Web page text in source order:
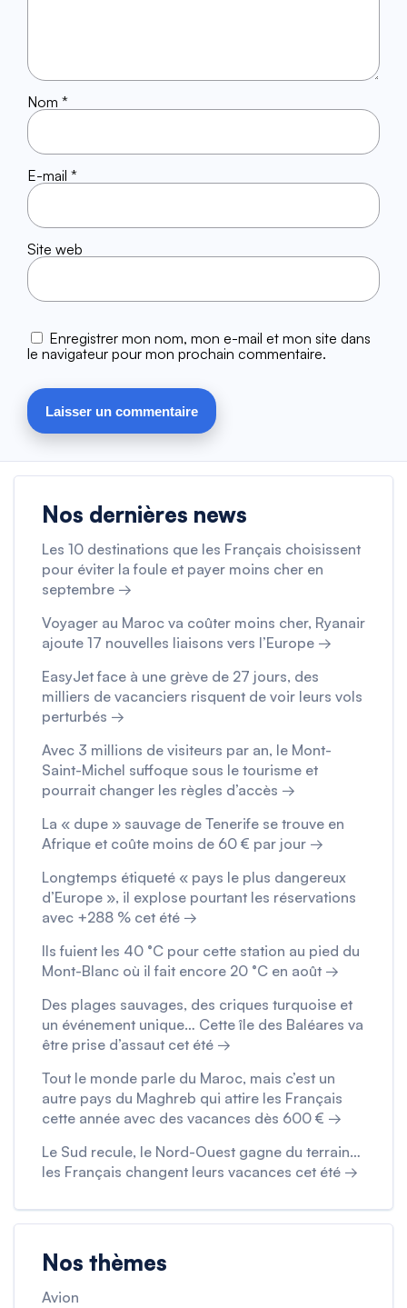
Nom *
E-mail *
Site web
Enregistrer mon nom, mon e-mail et mon site dans
le navigateur pour mon prochain commentaire.
Nos dernières news
Les 10 destinations que les Français choisissent
pour éviter la foule et payer moins cher en
septembre →
Voyager au Maroc va coûter moins cher, Ryanair
ajoute 17 nouvelles liaisons vers l’Europe →
EasyJet face à une grève de 27 jours, des
milliers de vacanciers risquent de voir leurs vols
perturbés →
Avec 3 millions de visiteurs par an, le Mont-
Saint-Michel suffoque sous le tourisme et
pourrait changer les règles d’accès →
La « dupe » sauvage de Tenerife se trouve en
Afrique et coûte moins de 60 € par jour →
Longtemps étiqueté « pays le plus dangereux
d’Europe », il explose pourtant les réservations
avec +288 % cet été →
Ils fuient les 40 °C pour cette station au pied du
Mont-Blanc où il fait encore 20 °C en août →
Des plages sauvages, des criques turquoise et
un événement unique… Cette île des Baléares va
être prise d’assaut cet été →
Tout le monde parle du Maroc, mais c’est un
autre pays du Maghreb qui attire les Français
cette année avec des vacances dès 600 € →
Le Sud recule, le Nord-Ouest gagne du terrain…
les Français changent leurs vacances cet été →
Nos thèmes
Avion